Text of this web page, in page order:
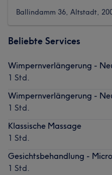
Ballindamm 36, Altstadt,
Beliebte Services
Wimpernverlängerung -
1 Std.
Wimpernverlängerung -
1 Std.
Klassische Massage
1 Std.
Gesichtsbehandlung -
1 Std.